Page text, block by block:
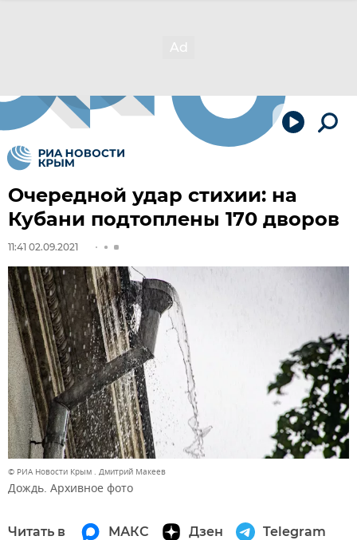
Очередной удар стихии: на
Кубани подтоплены 170 дворов
11:41 02.09.2021
© РИА Новости Крым . Дмитрий Макеев
Дождь. Архивное фото
Читать в МАКС Дзен Telegram